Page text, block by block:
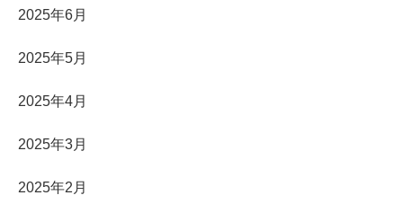
2025年6月
2025年5月
2025年4月
2025年3月
2025年2月